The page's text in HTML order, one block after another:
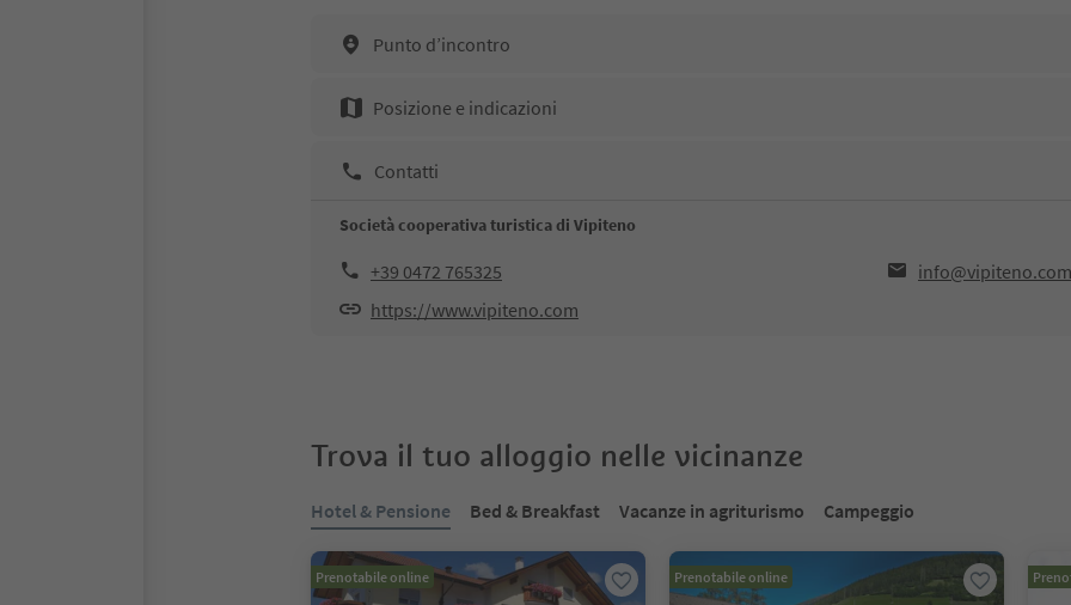
Punto d’incontro
Posizione e indicazioni
Contatti
Società cooperativa turistica di Vipiteno
+39 0472 765325
info@vipiteno.com
https://www.vipiteno.com
Trova il tuo alloggio nelle vicinanze
Hotel & Pensione Bed & Breakfast Vacanze in agriturismo Campeggio
Prenotabile online Prenotabile online